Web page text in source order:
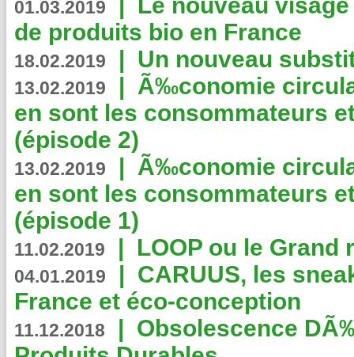
01.03.2019
de produits bio en France
18.02.2019 | Un nouveau
13.02.2019 | Ã‰conomie
en sont les consommateurs
(épisode 2)
13.02.2019 | Ã‰conomie
en sont les consommateurs
(épisode 1)
11.02.2019 | LOOP ou le Grand
04.01.2019 | CARUUS, les
France et éco-conception
11.12.2018 | Obsolescence